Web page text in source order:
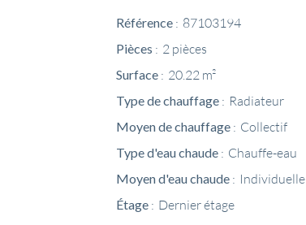
Référence 87103194
Pièces 2 pièces
Surface 20.22 m²
Type de chauffage Radiateur
Moyen de chauffage Collectif
Type d'eau chaude Chauffe-eau
Moyen d'eau chaude Individuelle
Étage Dernier étage